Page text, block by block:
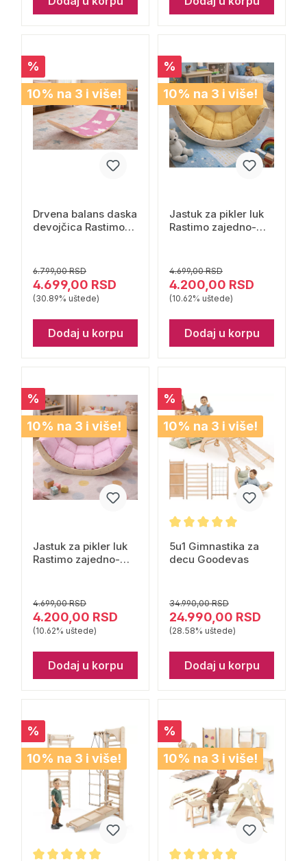
%
10% na 3 i više!
Drvena balans daska
devojčica Rastimo
6.799,00 RSD
4.699,00 RSD
(30.89% uštede)
Dodaj u korpu
%
10% na 3 i više!
Jastuk za pikler luk
Rastimo zajedno-
4.699,00 RSD
4.200,00 RSD
(10.62% uštede)
Dodaj u korpu
%
10% na 3 i više!
Jastuk za pikler luk
Rastimo zajedno-
4.699,00 RSD
4.200,00 RSD
(10.62% uštede)
Dodaj u korpu
%
10% na 3 i više!
5u1 Gimnastika za
decu Goodevas
34.990,00 RSD
24.990,00 RSD
(28.58% uštede)
Dodaj u korpu
%
10% na 3 i više!
%
10% na 3 i više!